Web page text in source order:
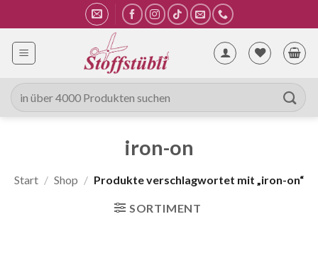
Inhalt
springen
Suche
nach:
iron-on
Start / Shop / Produkte verschlagwortet mit „iron-on“
SORTIMENT